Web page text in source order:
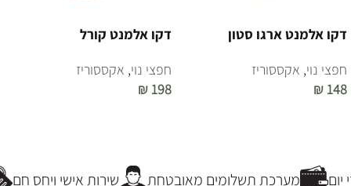
דקו אלמנט ארגו סטון
חפצי נוי, אקססוריז
₪ 148
דקו אלמנט קורל
חפצי נוי, אקססוריז
₪ 198
שירות אישי ויחס חם מערכת תשלומים מאובטחת